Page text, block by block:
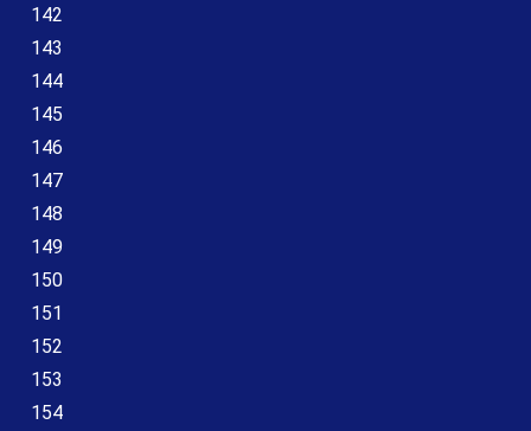
142
143
144
145
146
147
148
149
150
151
152
153
154